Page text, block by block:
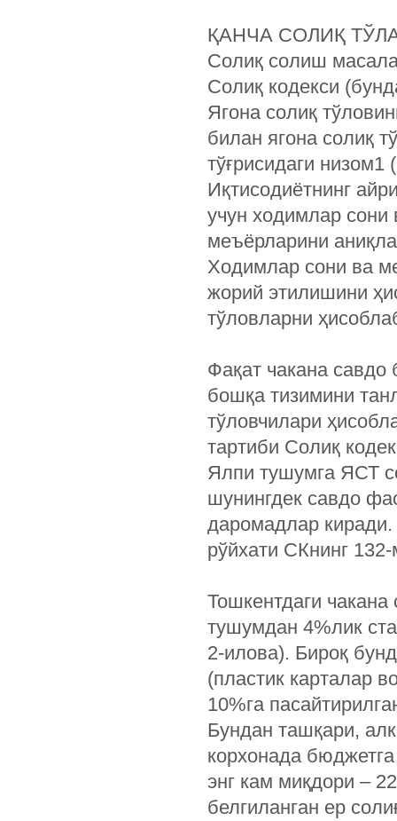
ҚАНЧА СОЛИҚ
Солиқ солиш
Солиқ кодекси
Ягона солиқ
билан ягона солиқ
тўғрисидаги
Иқтисодиётнинг
учун ходимлар сони
меъёрларини
Ходимлар сони ва
жорий этилишини
тўловларни
Фақат чакана савдо
бошқа тизимини
тўловчилари
тартиби Солиқ
Ялпи тушумга ЯСТ
шунингдек савдо
даромадлар
рўйхати СКнинг
Тошкентдаги
тушумдан 4%лик
2-илова). Бироқ
(пластик карталар
10%га
Бундан ташқари,
корхонада
энг кам миқдори –
белгиланган ер